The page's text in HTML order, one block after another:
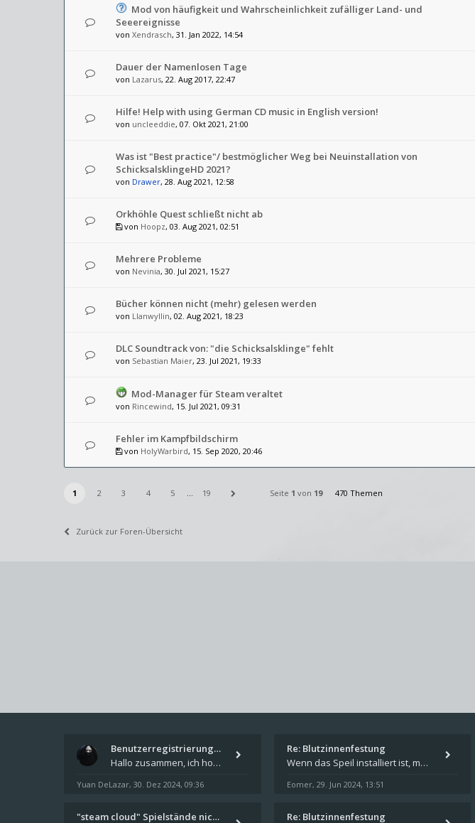
Mod von häufigkeit und Wahrscheinlichkeit zufälliger Land- und
Seeereignisse
von Xendrasch, 31. Jan 2022, 14:54
Dauer der Namenlosen Tage
von Lazarus, 22. Aug 2017, 22:47
Hilfe! Help with using German CD music in English version!
von uncleeddie, 07. Okt 2021, 21:00
Was ist "Best practice"/ bestmöglicher Weg bei Neuinstallation von
SchicksalsklingeHD 2021?
von Drawer, 28. Aug 2021, 12:58
Orkhöhle Quest schließt nicht ab
von Hoopz, 03. Aug 2021, 02:51
Mehrere Probleme
von Nevinia, 30. Jul 2021, 15:27
Bücher können nicht (mehr) gelesen werden
von Llanwyllin, 02. Aug 2021, 18:23
DLC Soundtrack von: "die Schicksalsklinge" fehlt
von Sebastian Maier, 23. Jul 2021, 19:33
Mod-Manager für Steam veraltet
von Rincewind, 15. Jul 2021, 09:31
Fehler im Kampfbildschirm
von HolyWarbird, 15. Sep 2020, 20:46
1 2 3 4 5 … 19 Seite 1 von 19 470 Themen
Zurück zur Foren-Übersicht
Benutzerregistrierung für das…
Hallo zusammen, ich hoffe Ihr hattet schöne Feiertage und kommt auch gut ins neue Jahr. Ich schreibe hier kurz zur Infor
Yuan DeLazar, 30. Dez 2024, 09:36
Re: Blutzinnenfestung
Wenn das Speil installiert ist, müsste unter "Dokumente" auf Deinem Rechner ein Verzeichnis "blade of destiny" sein. Dar
Eomer, 29. Jun 2024, 13:51
"steam cloud" Spielstände nic… Re: Blutzinnenfestung